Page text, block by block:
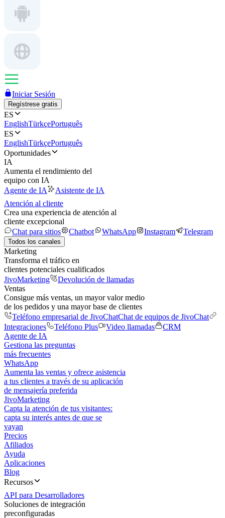
Iniciar Sesión
Regístrese gratis
ES
EnglishTürkçePortuguês
ES
EnglishTürkçePortuguês
Oportunidades
IA
Aumenta el rendimiento del
equipo con IA
Agente de IA
Asistente de IA
Atención al cliente
Crea una experiencia de atención al
cliente excepcional
Chat para sitios
Chatbot WhatsApp Instagram Telegram
Todos los canales
Marketing
Transforma el tráfico en
clientes potenciales cualificados
JivoMarketing
Devolución de llamadas
Ventas
Consigue más ventas, un mayor valor medio
de los pedidos y una mayor base de clientes
Teléfono empresarial de JivoChatChat de equipos de JivoChat
Integraciones
Teléfono Plus Video llamadas
CRM
Agente de IA
Gestiona las preguntas
más frecuentes
WhatsApp
Aumenta las ventas y ofrece asistencia
a tus clientes a través de su aplicación
de mensajería preferida
JivoMarketing
Capta la atención de tus visitantes:
capta su interés antes de que se
vayan
Precios
Afiliados
Ayuda
Aplicaciones
Blog
Recursos
API para Desarrolladores
Soluciones de integración
preconfiguradas